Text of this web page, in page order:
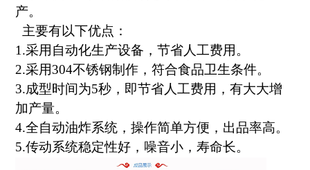
产。
主要有以下优点：
1.采用自动化生产设备，节省人工费用。
2.采用304不锈钢制作，符合食品卫生条件。
3.成型时间为5秒，即节省人工费用，有大大增
加产量。
4.全自动油炸系统，操作简单方便，出品率高。
5.传动系统稳定性好，噪音小，寿命长。